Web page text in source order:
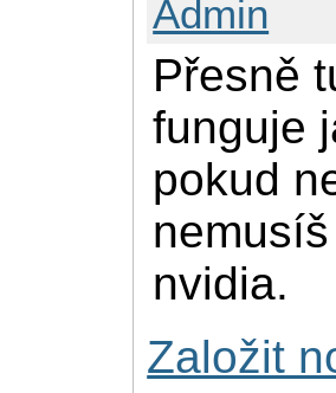
Admin
Přesně
funguje
pokud
nvidia.
Založit